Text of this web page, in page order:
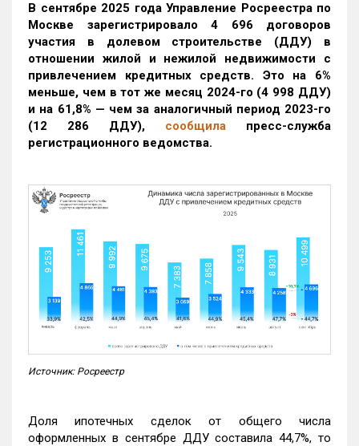
В сентябре 2025 года Управление Росреестра по
Москве зарегистрировало 4 696 договоров
участия в долевом строительстве (ДДУ) в
отношении жилой и нежилой недвижимости с
привлечением кредитных средств. Это на 6%
меньше, чем в тот же месяц 2024-го (4 998 ДДУ)
и на 61,8% — чем за аналогичный период 2023-го
(12 286 ДДУ), сообщила пресс-служба
регистрационного ведомства.
Источник: Росреестр
Доля ипотечных сделок от общего числа
оформленных в сентябре ДДУ составила 44,7%, то